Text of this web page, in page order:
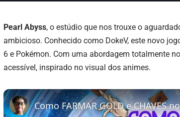
Pearl Abyss, o estúdio que nos trouxe o
ambicioso. Conhecido como DokeV, este novo
6 e Pokémon. Com uma abordagem totalmente
acessível, inspirado no visual dos animes.